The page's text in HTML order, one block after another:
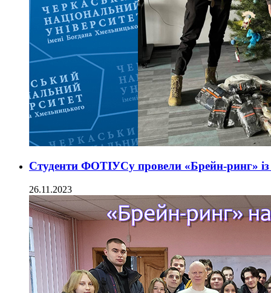
Студенти ФОТІУСу провели «Брейн-ринг» із
26.11.2023